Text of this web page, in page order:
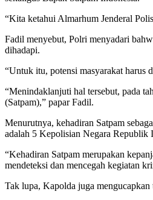
“Kita ketahui Almarhum Jenderal
Fadil menyebut, Polri menyadari
dihadapi.
“Untuk itu, potensi masyarakat harus
“Menindaklanjuti hal tersebut, pada
(Satpam),” papar Fadil.
Menurutnya, kehadiran Satpam
adalah 5 Kepolisian Negara Republik
“Kehadiran Satpam merupakan
mendeteksi dan mencegah kegiatan
Tak lupa, Kapolda juga mengucapkan